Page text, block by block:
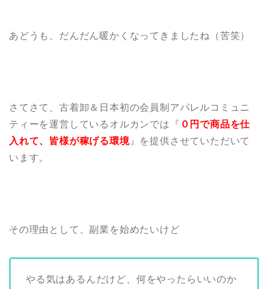
あどうも、だんだん暖かくなってきましたね（苦笑）
さてさて、古着卸＆日本初の会員制アパレルコミュニ
ティーを運営しているオルカンでは『 ０円で商品を仕
入れて、皆様が稼げる環境』を提供させていただいて
います。
その理由として、副業を始めたいけど
やる気はあるんだけど、何をやったらいいのか